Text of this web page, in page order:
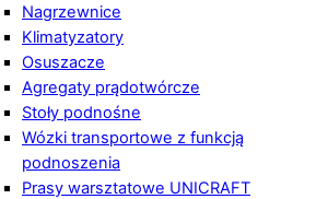
Nagrzewnice
Klimatyzatory
Osuszacze
Agregaty prądotwórcze
Stoły podnośne
Wózki transportowe z funkcją
podnoszenia
Prasy warsztatowe UNICRAFT